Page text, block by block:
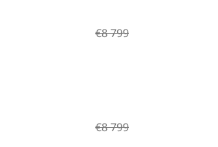
€8 799
€8 799